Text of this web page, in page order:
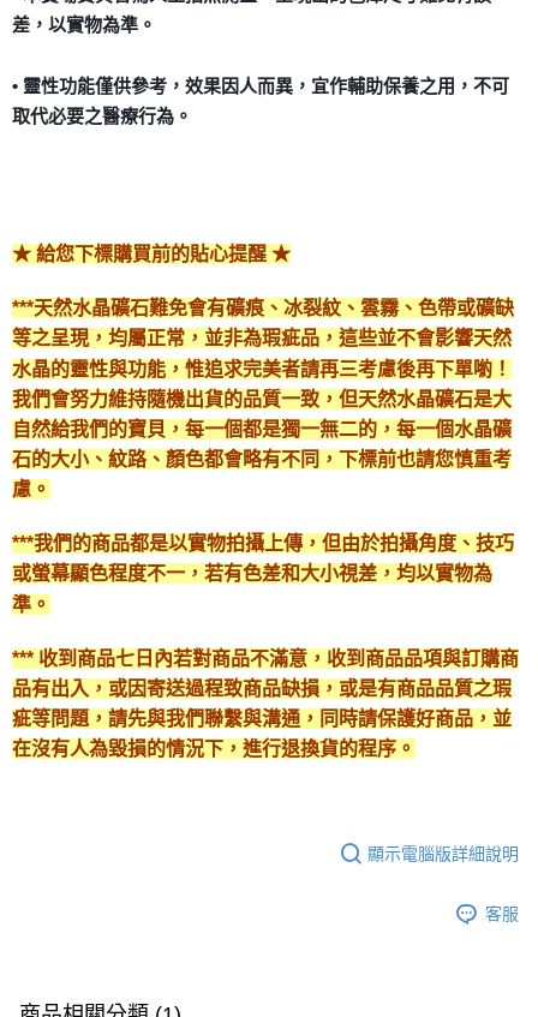
差，以實物為準。
• 靈性功能僅供參考，效果因人而異，宜作輔助保養之用，不可
取代必要之醫療行為。
★ 給您下標購買前的貼心提醒 ★
***天然水晶礦石難免會有礦痕、冰裂紋、雲霧、色帶或礦缺
等之呈現，均屬正常，並非為瑕疵品，這些並不會影響天然
水晶的靈性與功能，惟追求完美者請再三考慮後再下單喲！
我們會努力維持隨機出貨的品質一致，但天然水晶礦石是大
自然給我們的寶貝，每一個都是獨一無二的，每一個水晶礦
石的大小、紋路、顏色都會略有不同，下標前也請您慎重考
慮。
***我們的商品都是以實物拍攝上傳，但由於拍攝角度、技巧
或螢幕顯色程度不一，若有色差和大小視差，均以實物為
準。
*** 收到商品七日內若對商品不滿意，收到商品品項與訂購商
品有出入，或因寄送過程致商品缺損，或是有商品品質之瑕
疵等問題，請先與我們聯繫與溝通，同時請保護好商品，並
在沒有人為毀損的情況下，進行退換貨的程序。
顯示電腦版詳細說明
客服